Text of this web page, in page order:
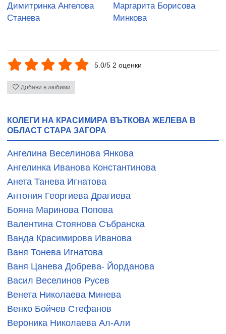
Димитринка Ангелова
Станева
Маргарита Борисова
Минкова
5.0/5 2 оценки
Добави в любими
КОЛЕГИ НА КРАСИМИРА ВЪТКОВА ЖЕЛЕВА В
ОБЛАСТ СТАРА ЗАГОРА
Ангелина Веселинова Янкова
Ангелинка Иванова Константинова
Анета Танева Игнатова
Антония Георгиева Драгиева
Бояна Маринова Попова
Валентина Стоянова Събранска
Ванда Красимирова Иванова
Ваня Тонева Игнатова
Ваня Цанева Добрева- Йорданова
Васил Веселинов Русев
Венета Николаева Минева
Венко Бойчев Стефанов
Вероника Николаева Ал-Али